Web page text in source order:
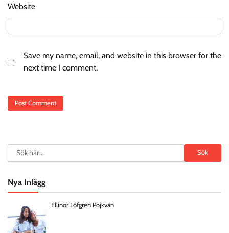
Website
Save my name, email, and website in this browser for the
next time I comment.
Search Sök
Nya Inlägg
Ellinor Löfgren Pojkvän